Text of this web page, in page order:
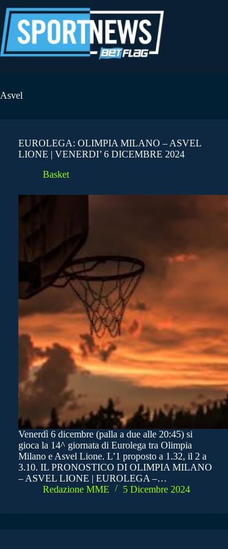
al
contenuto
Asvel
EUROLEGA: OLIMPIA MILANO – ASVEL
LIONE | VENERDI’ 6 DICEMBRE 2024
Basket
Venerdì 6 dicembre (palla a due alle 20:45) si
gioca la 14^ giornata di Eurolega tra Olimpia
Milano e Asvel Lione. L’1 proposto a 1.32, il 2 a
3.10. IL PRONOSTICO DI OLIMPIA MILANO
– ASVEL LIONE | EUROLEGA –…
Redazione MME
5 Dicembre 2024